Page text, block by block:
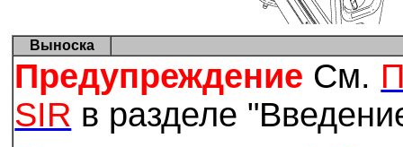
Выноска
Предупреждение См.
SIR в разделе